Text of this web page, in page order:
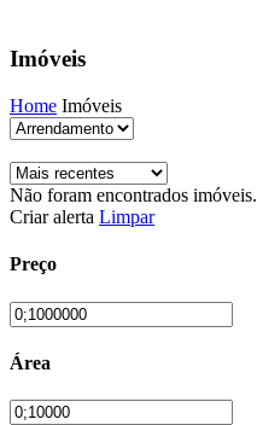
Imóveis
Home Imóveis
Não foram encontrados imóveis.
Criar alerta Limpar
Preço
Área